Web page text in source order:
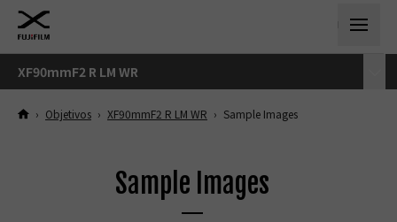
XF90mmF2 R LM WR
› Objetivos › XF90mmF2 R LM WR › Sample Images
Sample Images